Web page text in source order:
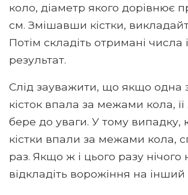
коло, діаметр якого дорівнює
см. Змішавши кістки,
Потім складіть отримані числа
результат.
Слід зауважити, що якщо одна
кісток впала за межами кола,
бере до уваги. У тому випадку,
кістки впали за межами кола,
раз. Якщо ж і цього разу
відкладіть ворожіння на інший